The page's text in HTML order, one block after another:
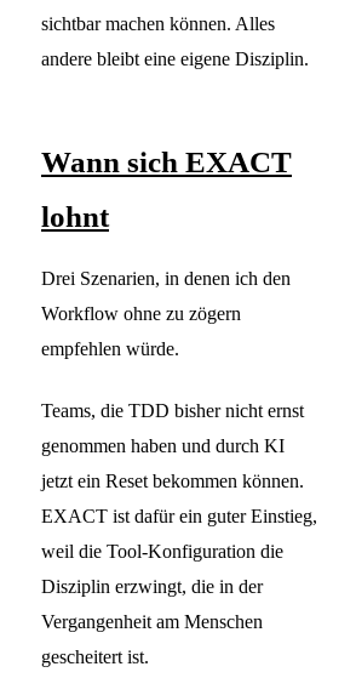
sichtbar machen können. Alles
andere bleibt eine eigene Disziplin.
Wann sich EXACT
lohnt
Drei Szenarien, in denen ich den
Workflow ohne zu zögern
empfehlen würde.
Teams, die TDD bisher nicht ernst
genommen haben und durch KI
jetzt ein Reset bekommen können.
EXACT ist dafür ein guter Einstieg,
weil die Tool-Konfiguration die
Disziplin erzwingt, die in der
Vergangenheit am Menschen
gescheitert ist.